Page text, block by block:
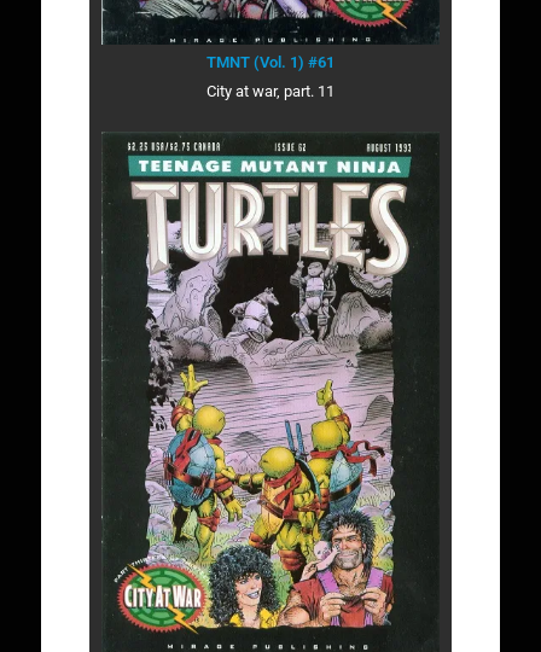
TMNT (Vol. 1) #61
City at war, part. 11